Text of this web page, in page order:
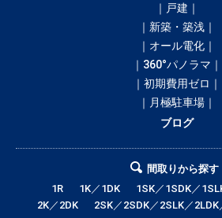
｜戸建｜
｜新築・築浅｜
｜オール電化｜
｜360°パノラマ｜
｜初期費用ゼロ｜
｜月極駐車場｜
ブログ
間取りから探す
1R
1K／1DK
1SK／1SDK／
2K／2DK
2SK／2SDK／2SLK／2LDK